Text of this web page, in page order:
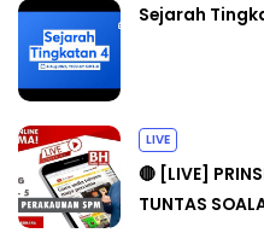
Sejarah
LIVE
🔴 [LIVE]
TUNTAS